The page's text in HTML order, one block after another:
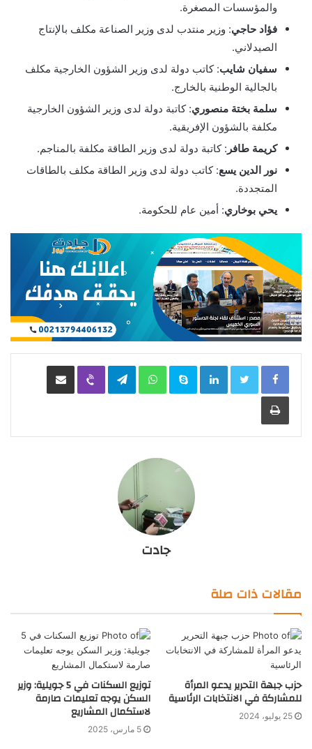
والمؤسسات المصغرة.
فؤاد حاجي: وزير منتدب لدى وزير الصناعة مكلف بالإنتاج
الصيدلاني.
سفيان شايب: كاتب دولة لدى وزير الشؤون الخارجية مكلف
بالجالية الوطنية بالخارج.
سلمة بختة منصوري: كاتبة دولة لدى وزير الشؤون الخارجية
مكلفة بالشؤون الإفريقية.
كريمة طافر : كاتبة دولة لدى وزير الطاقة مكلفة بالمناجم.
نور الدين يسع: كاتب دولة لدى وزير الطاقة مكلف بالطاقات
المتجددة.
يحي بوخاري: أمين عام للحكومة.
LinkedIn
Skype
WhatsApp
Telegram
Viber مشاركة عبر البريد
طباعة
جادت
مقالات ذات صلة
حزب جبهة التحرير يدعو المرأة
للمشاركة في الانتخابات الرئاسية
25 يوليو، 2024
توزيع السكنات في 5 جويلية: وزير
السكن يوجه تعليمات صارمة
لاستكمال المشاريع
5 مارس، 2025